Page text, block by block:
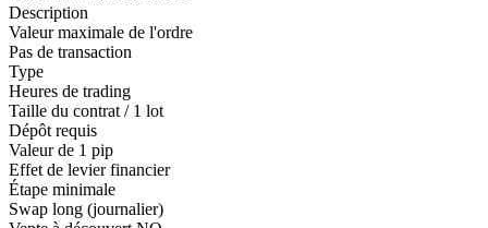
Description
Valeur maximale de l'ordre
Pas de transaction
Type
Heures de trading
Taille du contrat / 1 lot
Dépôt requis
Valeur de 1 pip
Effet de levier financier
Étape minimale
Swap long (journalier)